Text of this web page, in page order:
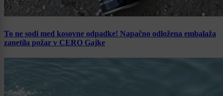
To ne sodi med kosovne odpadke! Napačno odložena embalaža
zanetila požar v CERO Gajke